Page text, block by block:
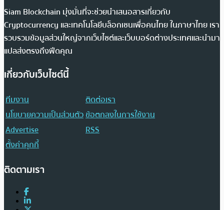
Siam Blockchain มุ่งมั่นที่จะช่วยนำเสนอสารเกี่ยวกับ
Cryptocurrency และเทคโนโลยีบล็อกเชนเพื่อคนไทย ในภาษาไทย เรา
รวบรวมข้อมูลส่วนใหญ่จากเว็บไซต์และเว็บบอร์ดต่างประเทศและนำมา
แปลส่งตรงถึงฟีดคุณ
เกี่ยวกับเว็บไซต์นี้
ทีมงาน
ติดต่อเรา
นโยบายความเป็นส่วนตัวข้อตกลงในการใช้งาน
Advertise
RSS
ตั้งค่าคุกกี้
ติดตามเรา